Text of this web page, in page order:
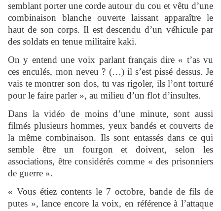
semblant porter une corde autour du cou et vêtu d’une
combinaison blanche ouverte laissant apparaître le
haut de son corps. Il est descendu d’un véhicule par
des soldats en tenue militaire kaki.
On y entend une voix parlant français dire « t’as vu
ces enculés, mon neveu ? (…) il s’est pissé dessus. Je
vais te montrer son dos, tu vas rigoler, ils l’ont torturé
pour le faire parler », au milieu d’un flot d’insultes.
Dans la vidéo de moins d’une minute, sont aussi
filmés plusieurs hommes, yeux bandés et couverts de
la même combinaison. Ils sont entassés dans ce qui
semble être un fourgon et doivent, selon les
associations, être considérés comme « des prisonniers
de guerre ».
« Vous étiez contents le 7 octobre, bande de fils de
putes », lance encore la voix, en référence à l’attaque